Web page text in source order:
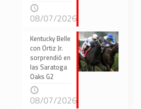
08/07/2026
Kentucky Belle
con Ortiz Jr.
sorprendió en
las Saratoga
Oaks G2
08/07/2026